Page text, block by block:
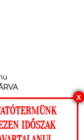
a
X
IDŐSZAK